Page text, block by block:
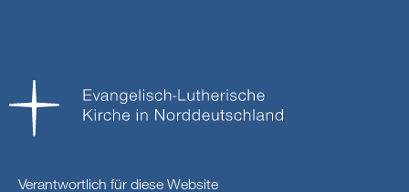
Verantwortlich für diese Website